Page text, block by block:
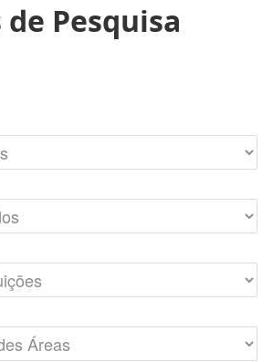
Pesquisa